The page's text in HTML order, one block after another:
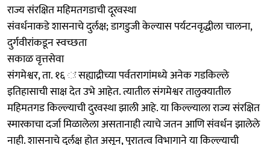
राज्य संरक्षित महिमतगडाची दूरवस्था
संवर्धनाकडे शासनाचे दुर्लक्ष; डागडुजी केल्यास पर्यटनवृद्धीला चालना,
दुर्गवीरांकडून स्वच्छता
सकाळ वृत्तसेवा
संगमेश्वर, ता. १६ ः सह्याद्रीच्या पर्वतरागांमध्ये अनेक गडकिल्ले
इतिहासाची साक्ष देत उभे आहेत. त्यातील संगमेश्वर तालुक्यातील
महिमतगड किल्ल्याची दुरवस्था झाली आहे. या किल्ल्याला राज्य संरक्षित
स्मारकाचा दर्जा मिळालेला असतानाही त्याचे जतन आणि संवर्धन झालेले
नाही. शासनाचे दुर्लक्ष होत असून, पुरातत्व विभागाने या किल्ल्याची